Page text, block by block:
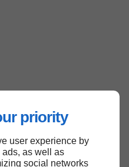
priority
user experience by
as well as
social networks
page